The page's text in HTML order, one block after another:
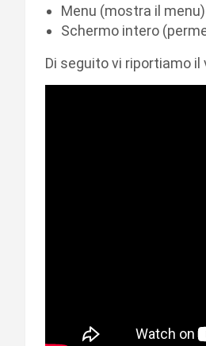
Menu (mostra il menu)
Schermo intero
Di seguito vi riportiamo il